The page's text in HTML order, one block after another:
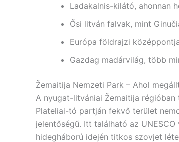
Ladakalnis-kilátó, ahonnan
Ősi litván falvak, mint
Európa földrajzi
Gazdag madárvilág, több
Žemaitija Nemzeti Park – Ahol
A nyugat-litvániai Žemaitija
Plateliai-tó partján fekvő terület
jelentőségű. Itt található az
hidegháború idején titkos szovjet